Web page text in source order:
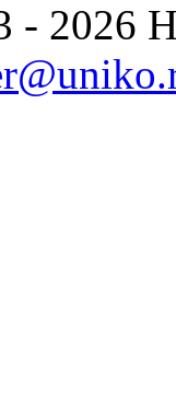
- 2026